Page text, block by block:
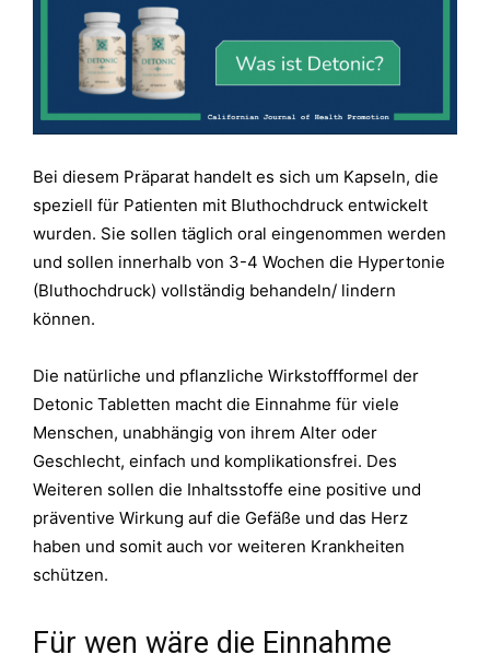
Bei diesem Präparat handelt es sich um Kapseln, die
speziell für Patienten mit Bluthochdruck entwickelt
wurden. Sie sollen täglich oral eingenommen werden
und sollen innerhalb von 3-4 Wochen die Hypertonie
(Bluthochdruck) vollständig behandeln/ lindern
können.
Die natürliche und pflanzliche Wirkstoffformel der
Detonic Tabletten macht die Einnahme für viele
Menschen, unabhängig von ihrem Alter oder
Geschlecht, einfach und komplikationsfrei. Des
Weiteren sollen die Inhaltsstoffe eine positive und
präventive Wirkung auf die Gefäße und das Herz
haben und somit auch vor weiteren Krankheiten
schützen.
Für wen wäre die Einnahme